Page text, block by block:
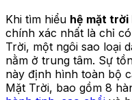
Khi tìm hiểu hệ mặt trời
chính xác nhất là chỉ có
Trời, một ngôi sao loại
nằm ở trung tâm. Sự
này định hình toàn bộ
Mặt Trời, bao gồm 8